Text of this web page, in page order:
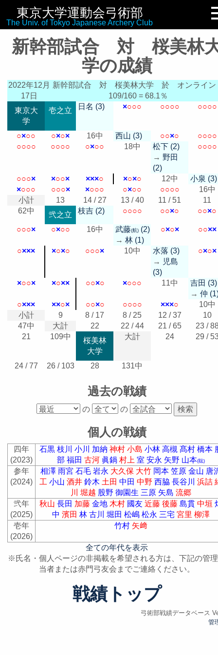
東京大学運動会弓術部
The Univ. of Tokyo Japanese Archery Club
リンク集
新幹部試合 対 桜美林
学の成績
2022年12月
17日
新幹部試合 対 桜美林大学
於 オンライン
109/160 = 68.1％
東京大
学
壱之立 日名 (3) ×○○○ ○○○○ ○○○○
○×○○ ○×○× 16中 西山 (3) ○○×○ ○○○○
○○○○ ○○○○ ○×○○ 18中
松下 (2)
→ 野田
(2)
○○○○
○○○× ×○○× ×××○ ×○×○ 12中
小泉 (3)
×○○○ ○○○× ×○○○ ○×○○ ○○○○
16中
小計
13 14 / 27 13 / 40 11 / 51
11
62中
弐之立 枝吉 (2) ○○○○ ○○×○ ○○×○
○○○× ○×○○ 16中 武藤(航) (2)
→ 林 (1)
○×○× ○○××
○××× ×○×○ ○○○× 10中
水落 (3)
→ 児島
(3)
○×○×
×○○× ×○×× ○○×○ ×○○○ 11中
吉田 (3)
→ 仲
○××× ××○× ○○×○ ○○○○ ×××○
10中
小計
9 8 / 17 8 / 25 12 / 37
10
47中
大計 22 22 / 44 21 / 65
23 /
21
109中
桜美林
大学
大計 24 29 /
24 / 77 26 / 103 28 131中
過去の戦績
の の
個人の戦績
四年
(2023)
石黒 枝川 小川 加納 神村 小島 小林 高槻 髙村 橋本
部 福田 古河 眞鍋 村上 室 安永 矢野 山本(聡)
参年
(2024)
相澤 雨宮 石毛 岩永 大久保 大竹 岡本 笠原 金山 唐
工 小山 酒井 鈴木 土田 中田 中野 西脇 長谷川 浜詰
川 堀越 股野 御園生 三原 矢島 流郷
弐年
(2025)
秋山 長田 加藤 金地 木村 國友 近藤 後藤 島貫 中垣
中 濱田 林 古川 堀田 松嶋 松永 三宅 宮里 柳澤
壱年
(2026)
竹村 矢﨑
全ての年代を表示
※氏名・個人ページの非掲載を希望される方は、下記の管
当者または赤門弓友会までご連絡ください。
戦績トップ
弓術部戦績データベース
管